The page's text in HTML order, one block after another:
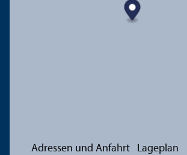
Adressen und Anfahrt Lageplan